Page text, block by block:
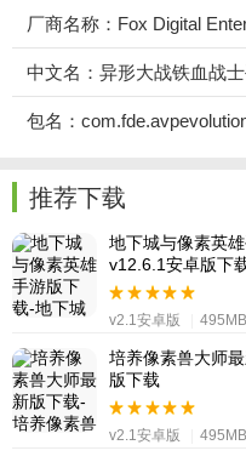
厂商名称：Fox Digital
中文名：异形大战铁血战
包名：
推荐下载
地下城与像素英
v12.6.1安卓版下
v2.1安卓版 495MB
培养像素兽大师
版下载
v2.1安卓版 495MB